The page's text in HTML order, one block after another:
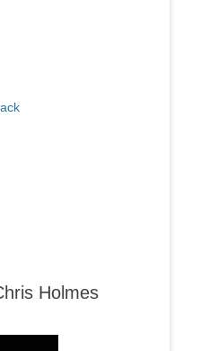
Holmes